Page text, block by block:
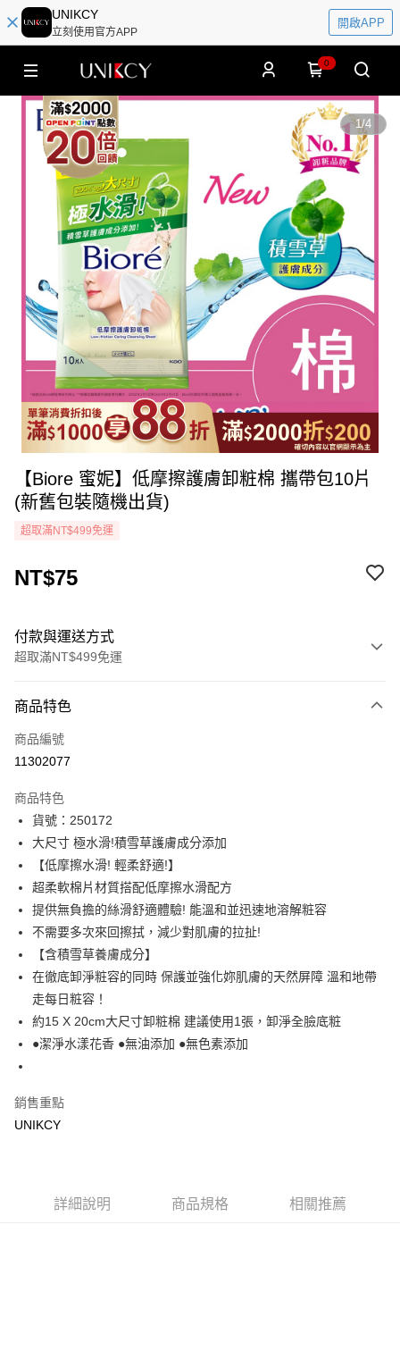
UNIKCY
立刻使用官方APP
開啟APP
0
1/4
【Biore 蜜妮】低摩擦護膚卸粧棉 攜帶包10片
(新舊包裝隨機出貨)
超取滿NT$499免運
NT$75
付款與運送方式
超取滿NT$499免運
icash Pay
信用卡一次付款
LINE Pay
Apple Pay
街口支付
悠遊付
Google Pay
運送方式
7-11取貨付款［需3-5個工作天不含預購商品］
每筆NT$70，滿NT$499(含以上)免運費
每筆NT$70，滿NT$499(含以上)免運費
商品特色
商品編號
11302077
商品特色
貨號：250172
大尺寸 極水滑!積雪草護膚成分添加
【低摩擦水滑! 輕柔舒適!】
超柔軟棉片材質搭配低摩擦水滑配方
提供無負擔的絲滑舒適體驗! 能溫和並迅速地溶解粧容
不需要多次來回擦拭，減少對肌膚的拉扯!
【含積雪草養膚成分】
在徹底卸淨粧容的同時 保護並強化妳肌膚的天然屏障 溫和地帶
走每日粧容！
約15 X 20cm大尺寸卸粧棉 建議使用1張，卸淨全臉底粧
●潔淨水漾花香 ●無油添加 ●無色素添加
銷售重點
UNIKCY
詳細說明 商品規格 相關推薦